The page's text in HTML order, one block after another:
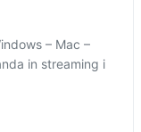
– Mac –
in streaming i